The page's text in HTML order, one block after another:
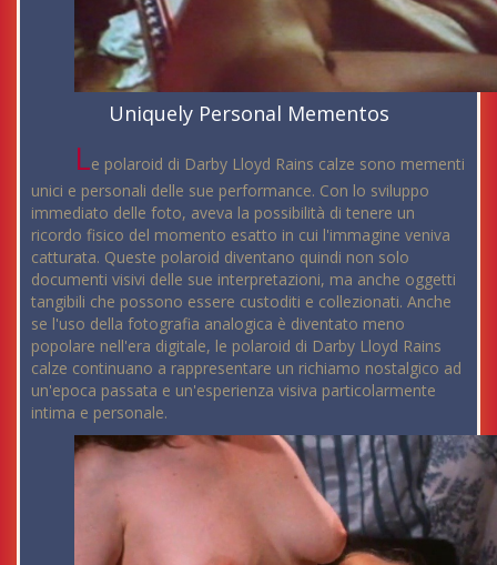
Uniquely Personal Mementos
Le polaroid di Darby Lloyd Rains calze sono mementi
unici e personali delle sue performance. Con lo sviluppo
immediato delle foto, aveva la possibilità di tenere un
ricordo fisico del momento esatto in cui l'immagine veniva
catturata. Queste polaroid diventano quindi non solo
documenti visivi delle sue interpretazioni, ma anche oggetti
tangibili che possono essere custoditi e collezionati. Anche
se l'uso della fotografia analogica è diventato meno
popolare nell'era digitale, le polaroid di Darby Lloyd Rains
calze continuano a rappresentare un richiamo nostalgico ad
un'epoca passata e un'esperienza visiva particolarmente
intima e personale.